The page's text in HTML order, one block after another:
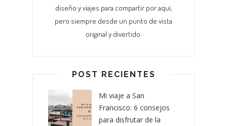
diseño y viajes para compartir por aquí,
pero siempre desde un punto de vista
original y divertido.
POST RECIENTES
Mi viaje a San
Francisco: 6 consejos
para disfrutar de la